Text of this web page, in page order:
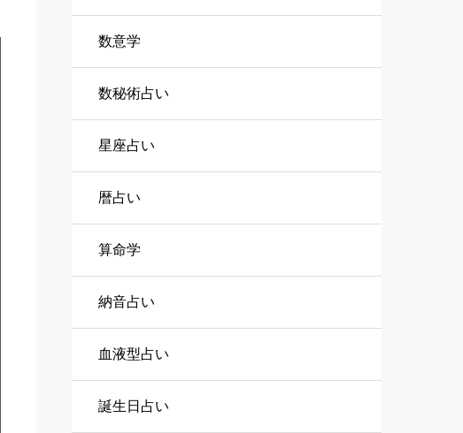
数意学
数秘術占い
星座占い
暦占い
算命学
納音占い
血液型占い
誕生日占い